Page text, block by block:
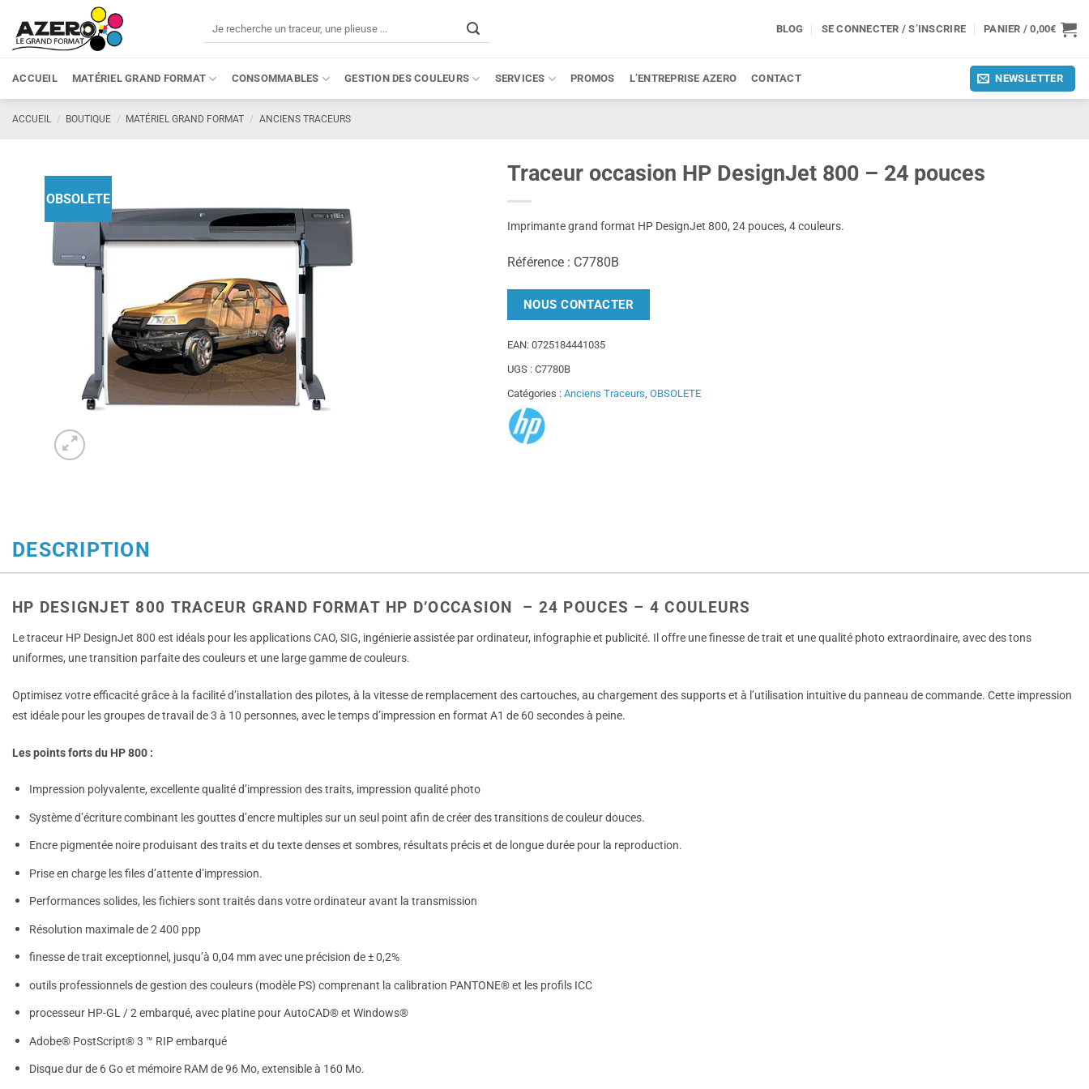
contenu
BLOG SE CONNECTER / S’INSCRIRE PANIER /0,00€
ACCUEIL MATÉRIEL GRAND FORMAT CONSOMMABLES GESTION DES COULEURS SERVICES PROMOS L’ENTREPRISE AZERO CONTACT NEWSLETTER
ACCUEIL / BOUTIQUE / MATÉRIEL GRAND FORMAT / ANCIENS TRACEURS
OBSOLETE
Traceur occasion HP DesignJet 800 – 24 pouces
Imprimante grand format HP DesignJet 800, 24 pouces, 4 couleurs.
Référence : C7780B
NOUS CONTACTER
EAN:0725184441035
UGS :C7780B
Catégories :Anciens Traceurs ,OBSOLETE
DESCRIPTION
HP DESIGNJET 800 TRACEUR GRAND FORMAT HP D’OCCASION – 24 POUCES – 4 COULEURS
Le traceur HP DesignJet 800 est idéals pour les applications CAO, SIG, ingénierie assistée par ordinateur, infographie et publicité. Il offre une finesse de trait et une qualité photo extraordinaire, avec des tons
uniformes, une transition parfaite des couleurs et une large gamme de couleurs.
Optimisez votre efficacité grâce à la facilité d’installation des pilotes, à la vitesse de remplacement des cartouches, au chargement des supports et à l’utilisation intuitive du panneau de commande. Cette impression
est idéale pour les groupes de travail de 3 à 10 personnes, avec le temps d’impression en format A1 de 60 secondes à peine.
Les points forts du HP 800 :
Impression polyvalente, excellente qualité d’impression des traits, impression qualité photo
Système d’écriture combinant les gouttes d’encre multiples sur un seul point afin de créer des transitions de couleur douces.
Encre pigmentée noire produisant des traits et du texte denses et sombres, résultats précis et de longue durée pour la reproduction.
Prise en charge les files d’attente d’impression.
Performances solides, les fichiers sont traités dans votre ordinateur avant la transmission
Résolution maximale de 2 400 ppp
finesse de trait exceptionnel, jusqu’à 0,04 mm avec une précision de ± 0,2%
outils professionnels de gestion des couleurs (modèle PS) comprenant la calibration PANTONE® et les profils ICC
processeur HP-GL / 2 embarqué, avec platine pour AutoCAD® et Windows®
Adobe® PostScript® 3 ™ RIP embarqué
Disque dur de 6 Go et mémoire RAM de 96 Mo, extensible à 160 Mo.